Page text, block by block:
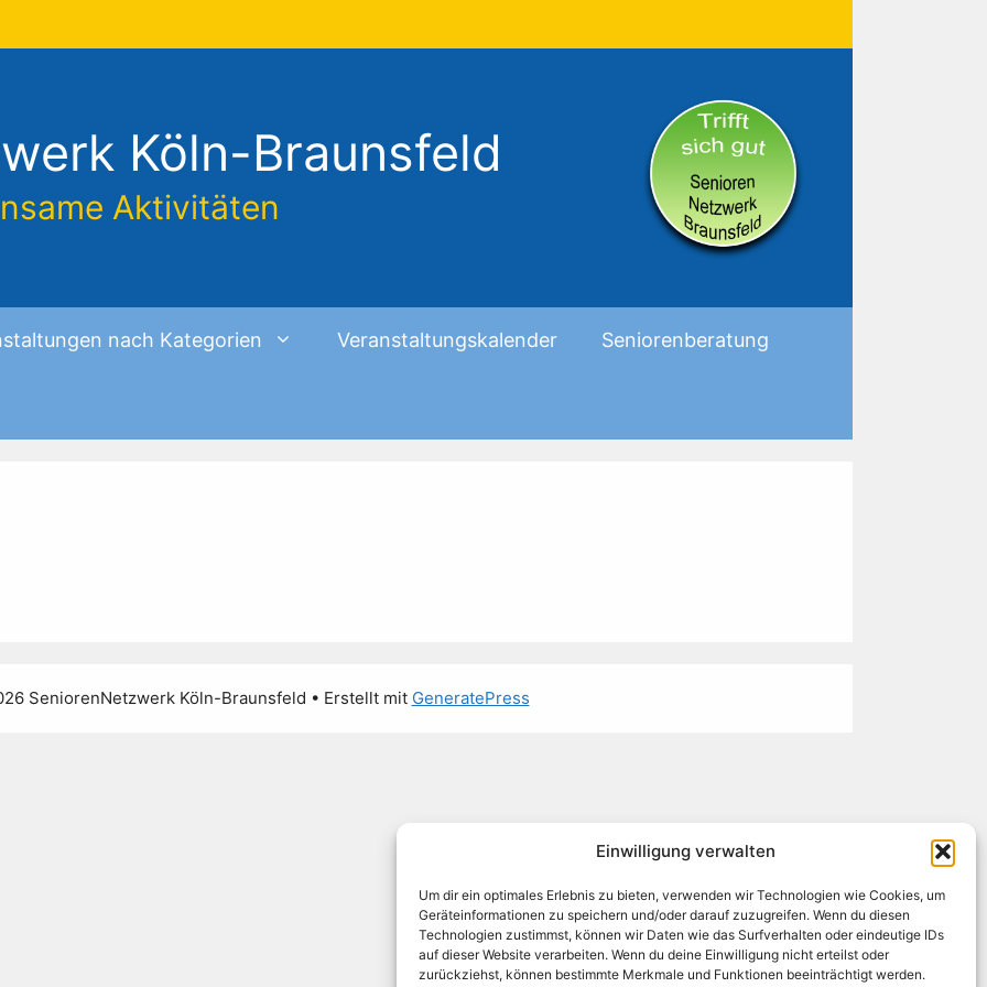
Einwilligung verwalten
Um dir ein optimales Erlebnis zu bieten, verwenden wir Technologien wie Cookies, um
Geräteinformationen zu speichern und/oder darauf zuzugreifen. Wenn du diesen
Technologien zustimmst, können wir Daten wie das Surfverhalten oder eindeutige IDs
auf dieser Website verarbeiten. Wenn du deine Einwilligung nicht erteilst oder
zurückziehst, können bestimmte Merkmale und Funktionen beeinträchtigt werden.
Köln-Braunsfeld
Aktivitäten
nach Kategorien Veranstaltungskalender Seniorenberatung
SeniorenNetzwerk Köln-Braunsfeld • Erstellt mit GeneratePress